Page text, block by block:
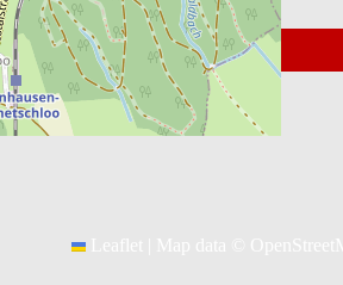
Leaflet
© 2026
Kontakt Webmaster